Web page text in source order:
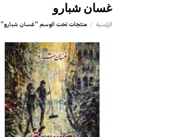
غسان شبارو
الرئيسية / منتجات تحت الوسم “غسان شبارو”
إضافة
إلى
قائمة
الرغبات